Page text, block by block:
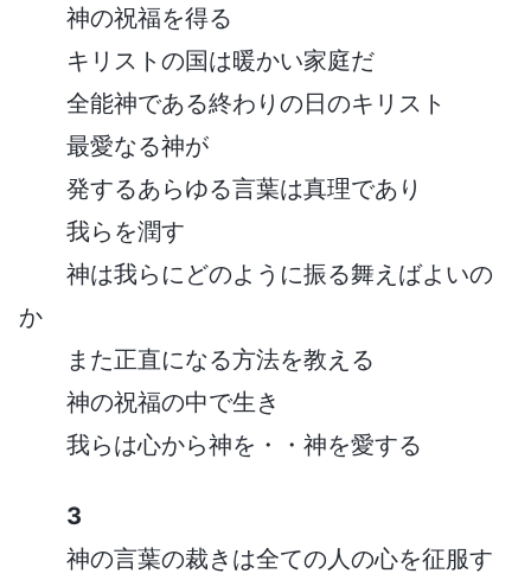
神の祝福を得る
キリストの国は暖かい家庭だ
全能神である終わりの日のキリスト
最愛なる神が
発するあらゆる言葉は真理であり
我らを潤す
神は我らにどのように振る舞えばよいの
か
また正直になる方法を教える
神の祝福の中で生き
我らは心から神を・・神を愛する
3
神の言葉の裁きは全ての人の心を征服す